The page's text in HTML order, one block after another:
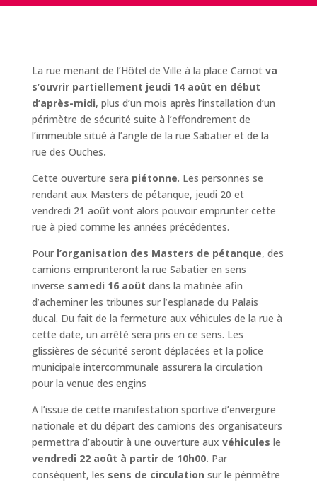
La rue menant de l’Hôtel de Ville à la place Carnot va
s’ouvrir partiellement jeudi 14 août en début
d’après-midi, plus d’un mois après l’installation d’un
périmètre de sécurité suite à l’effondrement de
l’immeuble situé à l’angle de la rue Sabatier et de la
rue des Ouches.
Cette ouverture sera piétonne. Les personnes se
rendant aux Masters de pétanque, jeudi 20 et
vendredi 21 août vont alors pouvoir emprunter cette
rue à pied comme les années précédentes.
Pour l’organisation des Masters de pétanque, des
camions emprunteront la rue Sabatier en sens
inverse samedi 16 août dans la matinée afin
d’acheminer les tribunes sur l’esplanade du Palais
ducal. Du fait de la fermeture aux véhicules de la rue à
cette date, un arrêté sera pris en ce sens. Les
glissières de sécurité seront déplacées et la police
municipale intercommunale assurera la circulation
pour la venue des engins
A l’issue de cette manifestation sportive d’envergure
nationale et du départ des camions des organisateurs
permettra d’aboutir à une ouverture aux véhicules le
vendredi 22 août à partir de 10h00. Par
conséquent, les sens de circulation sur le périmètre